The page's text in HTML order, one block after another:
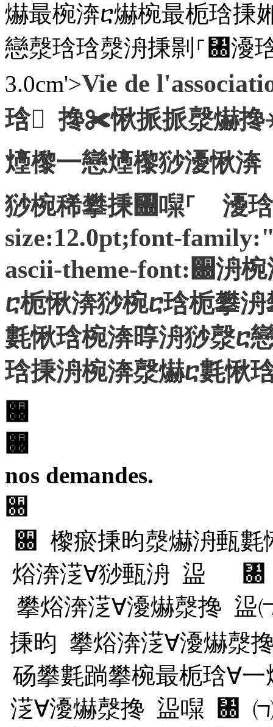
爀最椀渀ⴀ爀椀最栀琀㨀
戀漀琀琀漀洀㨀㔀⸀㄀瀀
3.0cm'>Vie de
琀 搀✀愀挀挀漀爀搀
㸀㰀⼀戀㸀㰀猀瀀愀
猀椀稀攀㨀㄀㘀⸀ 瀀琀
size:12.0pt;font-
ascii-theme-font:਀洀
ⴀ栀愀渀猀椀ⴀ琀栀攀
氀愀琀椀渀㬀洀猀漀ⴀ
琀㨀洀椀渀漀爀ⴀ氀愀
਀
਀
nos demandes.
਀
਀ 㰀瘀㨀昀漀爀洀甀氀
焀渀㴀∀猀甀洀 䀀
攀焀渀㴀∀瀀爀漀搀
㨀昀 攀焀渀㴀∀瀀爀
砀攀氀䠀攀椀最栀琀∀
㴀∀瀀爀漀搀 䀀㘀 ㄀